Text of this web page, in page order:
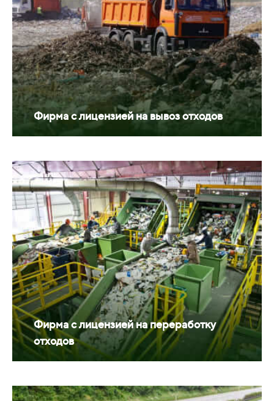
Фирма с лицензией на вывоз отходов
Фирма с лицензией на переработку
отходов